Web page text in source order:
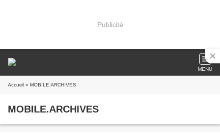
Publicité
MENU
Accueil » MOBILE.ARCHIVES
MOBILE.ARCHIVES